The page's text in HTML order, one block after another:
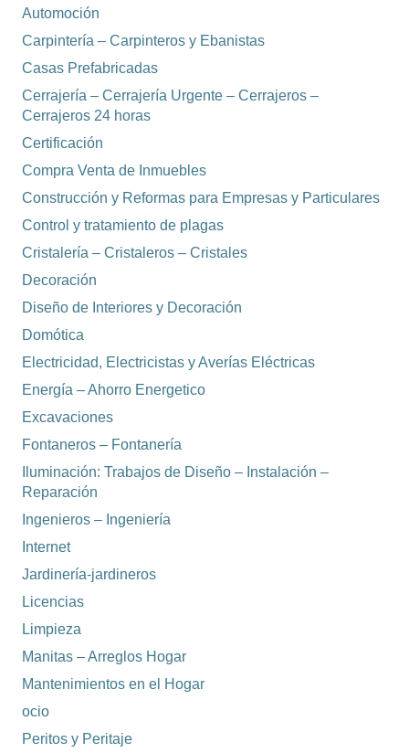
Automoción
Carpintería – Carpinteros y Ebanistas
Casas Prefabricadas
Cerrajería – Cerrajería Urgente – Cerrajeros –
Cerrajeros 24 horas
Certificación
Compra Venta de Inmuebles
Construcción y Reformas para Empresas y Particulares
Control y tratamiento de plagas
Cristalería – Cristaleros – Cristales
Decoración
Diseño de Interiores y Decoración
Domótica
Electricidad, Electricistas y Averías Eléctricas
Energía – Ahorro Energetico
Excavaciones
Fontaneros – Fontanería
Iluminación: Trabajos de Diseño – Instalación –
Reparación
Ingenieros – Ingeniería
Internet
Jardinería-jardineros
Licencias
Limpieza
Manitas – Arreglos Hogar
Mantenimientos en el Hogar
ocio
Peritos y Peritaje